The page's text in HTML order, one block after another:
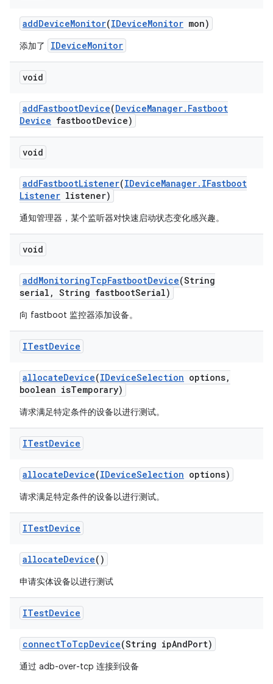
addDeviceMonitor(IDeviceMonitor mon)
添加了 IDeviceMonitor
void
addFastbootDevice(DeviceManager. Fastboot
Device fastbootDevice)
void
addFastbootListener(IDeviceManager. IFastboot
Listener listener)
通知管理器，某个监听器对快速启动状态变化感兴趣。
void
addMonitoringTcpFastbootDevice(String
serial , String fastbootSerial)
向 fastboot 监控器添加设备。
ITestDevice
allocateDevice(IDeviceSelection options,
boolean isTemporary)
请求满足特定条件的设备以进行测试。
ITestDevice
allocateDevice(IDeviceSelection options)
请求满足特定条件的设备以进行测试。
ITestDevice
allocateDevice()
申请实体设备以进行测试
ITestDevice
connectToTcpDevice(String ipAndPort)
通过 adb-over-tcp 连接到设备